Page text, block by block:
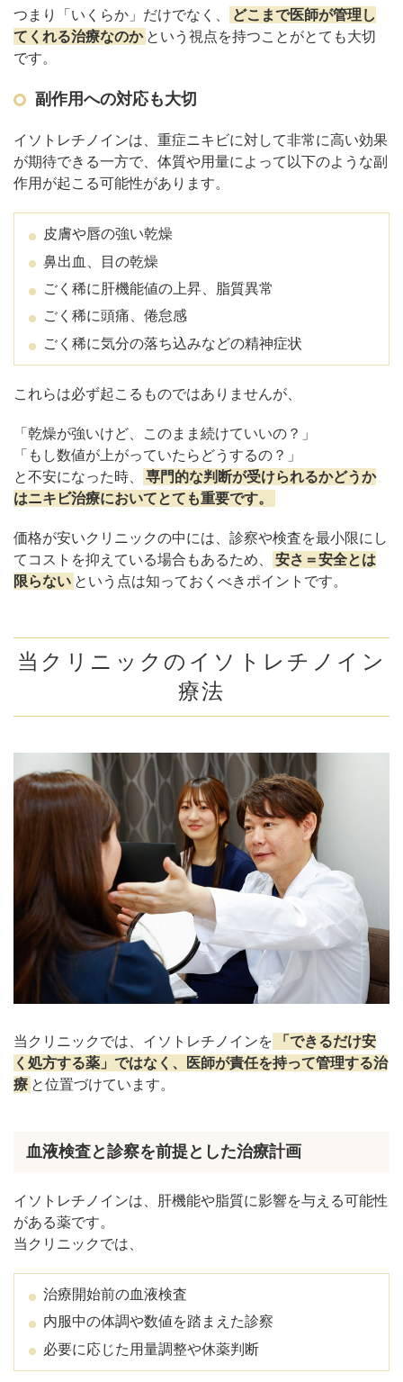
つまり「いくらか」だけでなく、
どこまで医師が管理し
てくれる治療なのか という視点を持つことがとても大切
です。
副作用への対応も大切
イソトレチノインは、重症ニキビに対して非常に高い効果
が期待できる一方で、体質や用量によって以下のような副
作用が起こる可能性があります。
皮膚や唇の強い乾燥
鼻出血、目の乾燥
ごく稀に肝機能値の上昇、脂質異常
ごく稀に頭痛、倦怠感
ごく稀に気分の落ち込みなどの精神症状
これらは必ず起こるものではありませんが、
「乾燥が強いけど、このまま続けていいの？」
「もし数値が上がっていたらどうするの？」
と不安になった時、
専門的な判断が受けられるかどうか
はニキビ治療においてとても重要です。
価格が安いクリニックの中には、診察や検査を最小限にし
てコストを抑えている場合もあるため、
安さ＝安全とは
限らない という点は知っておくべきポイントです。
当クリニックのイソトレチノイン
療法
当クリニックでは、イソトレチノインを
「できるだけ安
く処方する薬」ではなく、医師が責任を持って管理する治
療 と位置づけています。
血液検査と診察を前提とした治療計画
イソトレチノインは、肝機能や脂質に影響を与える可能性
がある薬です。
当クリニックでは、
治療開始前の血液検査
内服中の体調や数値を踏まえた診察
必要に応じた用量調整や休薬判断